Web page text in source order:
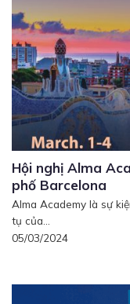
Hội nghị Alma
phố Barcelona
Alma Academy là sự
tụ của...
05/03/2024